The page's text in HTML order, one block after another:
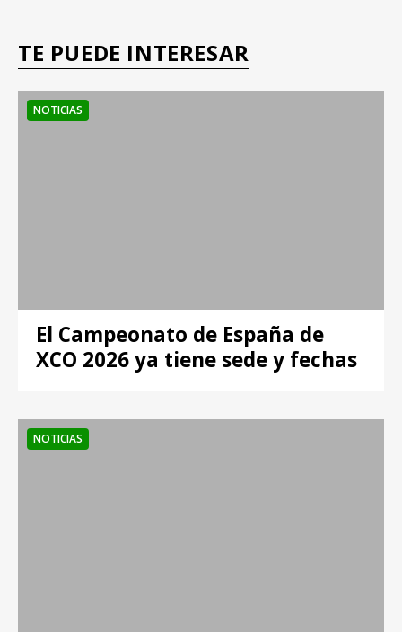
TE PUEDE INTERESAR
NOTICIAS
El Campeonato de España de
XCO 2026 ya tiene sede y fechas
NOTICIAS